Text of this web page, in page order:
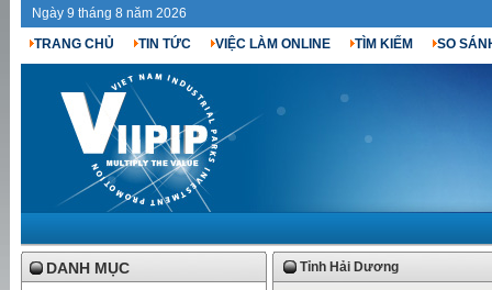
Ngày 9 tháng 8 năm 2026
TRANG CHỦ
TIN TỨC VIỆC LÀM ONLINE TÌM KIẾM SO
DANH MỤC Tỉnh Hải Dương